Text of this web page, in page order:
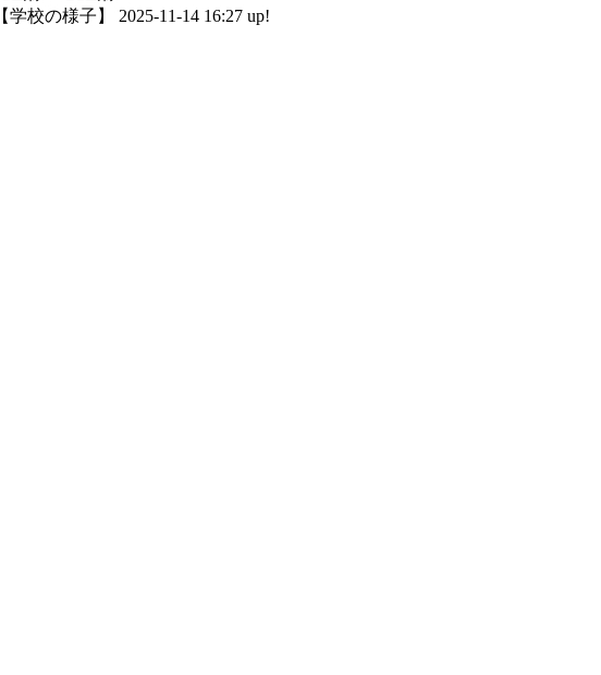
【学校の様子】 2025-11-14 16:27 up!